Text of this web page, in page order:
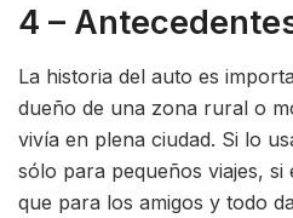
4 –
La historia del auto es
dueño de una zona rural o
vivía en plena ciudad. Si lo
sólo para pequeños viajes,
que para los amigos y todo